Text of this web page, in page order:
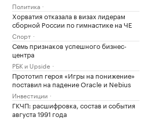
Политика
Хорватия отказала в визах лидерам
сборной России по гимнастике на ЧЕ
Спорт
Семь признаков успешного бизнес-
центра
РБК и Upside
Прототип героя «Игры на понижение»
поставил на падение Oracle и Nebius
Инвестиции
ГКЧП: расшифровка, состав и события
августа 1991 года